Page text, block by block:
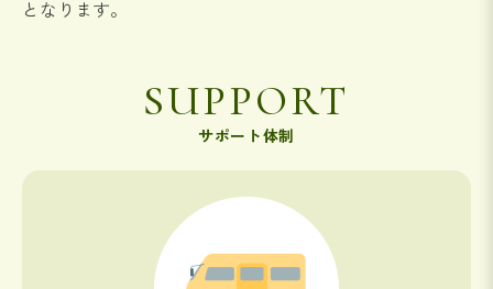
となります。
SUPPORT
サポート体制